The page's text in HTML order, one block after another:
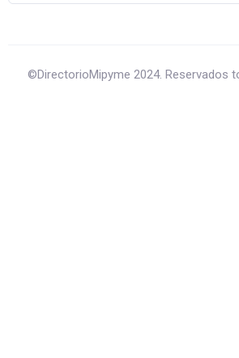
©DirectorioMipyme 2024. Reservados